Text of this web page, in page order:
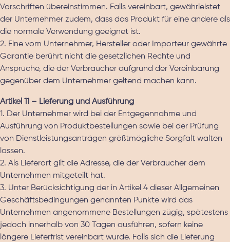
Vorschriften übereinstimmen. Falls vereinbart, gewährleistet
der Unternehmer zudem, dass das Produkt für eine andere als
die normale Verwendung geeignet ist.
2. Eine vom Unternehmer, Hersteller oder Importeur gewährte
Garantie berührt nicht die gesetzlichen Rechte und
Ansprüche, die der Verbraucher aufgrund der Vereinbarung
gegenüber dem Unternehmer geltend machen kann.
Artikel 11 – Lieferung und Ausführung
1. Der Unternehmer wird bei der Entgegennahme und
Ausführung von Produktbestellungen sowie bei der Prüfung
von Dienstleistungsanträgen größtmögliche Sorgfalt walten
lassen.
2. Als Lieferort gilt die Adresse, die der Verbraucher dem
Unternehmen mitgeteilt hat.
3. Unter Berücksichtigung der in Artikel 4 dieser Allgemeinen
Geschäftsbedingungen genannten Punkte wird das
Unternehmen angenommene Bestellungen zügig, spätestens
jedoch innerhalb von 30 Tagen ausführen, sofern keine
längere Lieferfrist vereinbart wurde. Falls sich die Lieferung